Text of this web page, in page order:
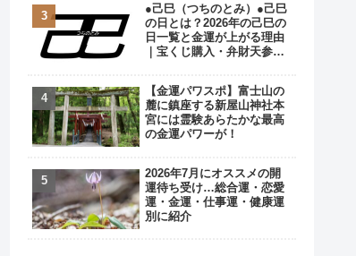
●己巳（つちのとみ）●己巳
の日とは？2026年の己巳の
日一覧と金運が上がる理由
｜宝くじ購入・弁財天参拝
【金運パワスポ】富士山の
麓に鎮座する新屋山神社本
宮には霊験あらたかな最高
の金運パワーが！
2026年7月にオススメの開
運待ち受け…総合運・恋愛
運・金運・仕事運・健康運
別に紹介